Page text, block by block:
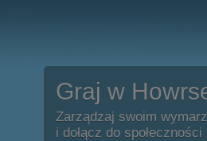
Graj w
Zarządzaj swoim
i dołącz do